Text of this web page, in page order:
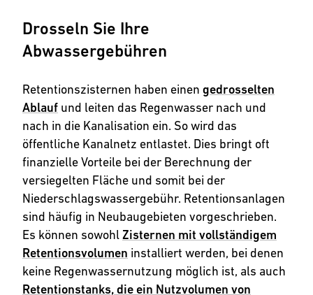
Drosseln Sie Ihre
Abwassergebühren
Retentionszisternen haben einen gedrosselten
Ablauf und leiten das Regenwasser nach und
nach in die Kanalisation ein. So wird das
öffentliche Kanalnetz entlastet. Dies bringt oft
finanzielle Vorteile bei der Berechnung der
versiegelten Fläche und somit bei der
Niederschlagswassergebühr. Retentionsanlagen
sind häufig in Neubaugebieten vorgeschrieben.
Es können sowohlZisternen mit vollständigem
Retentionsvolumen installiert werden, bei denen
keine Regenwassernutzung möglich ist, als auch
Retentionstanks, die ein Nutzvolumen von